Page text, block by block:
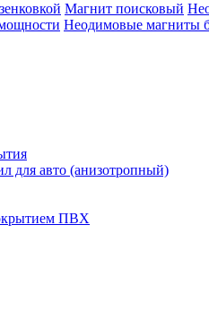
Магнит поисковый
Неодимовые магниты
для авто (анизотропный)
ПВХ